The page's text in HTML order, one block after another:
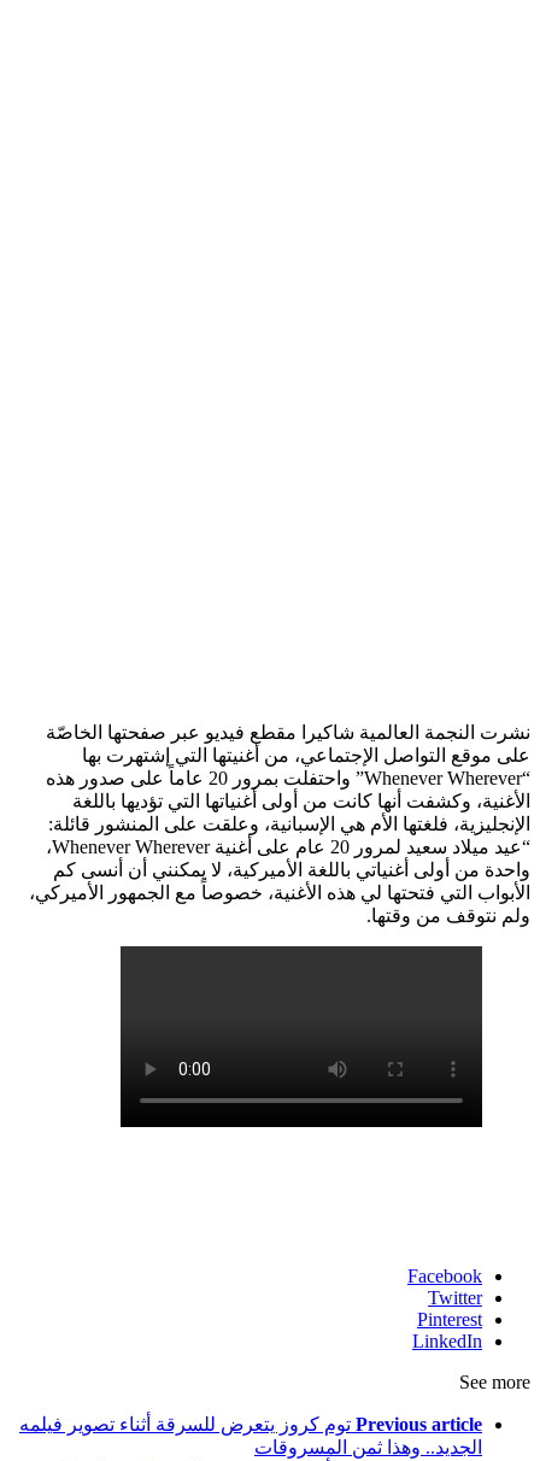
نشرت النجمة العالمية ​شاكيرا​ مقطع فيديو عبر صفحتها الخاصّة
على موقع التواصل الإجتماعي، من أغنيتها التي إشتهرت بها
“Whenever Wherever” واحتفلت بمرور 20 عاماً على صدور هذه
الأغنية، وكشفت أنها كانت من أولى أغنياتها التي تؤديها باللغة
الإنجليزية، فلغتها الأم هي الإسبانية، وعلقت على المنشور قائلة:
“عيد ميلاد سعيد لمرور 20 عام على أغنية Whenever Wherever،
واحدة من أولى أغنياتي باللغة الأميركية، لا يمكنني أن أنسى كم
الأبواب التي فتحتها لي هذه الأغنية، خصوصاً مع الجمهور الأميركي،
ولم نتوقف من وقتها.
Facebook
Twitter
Pinterest
LinkedIn
See more
Previous article توم كروز يتعرض للسرقة أثناء تصوير فيلمه
الجديد.. وهذا ثمن المسروقات